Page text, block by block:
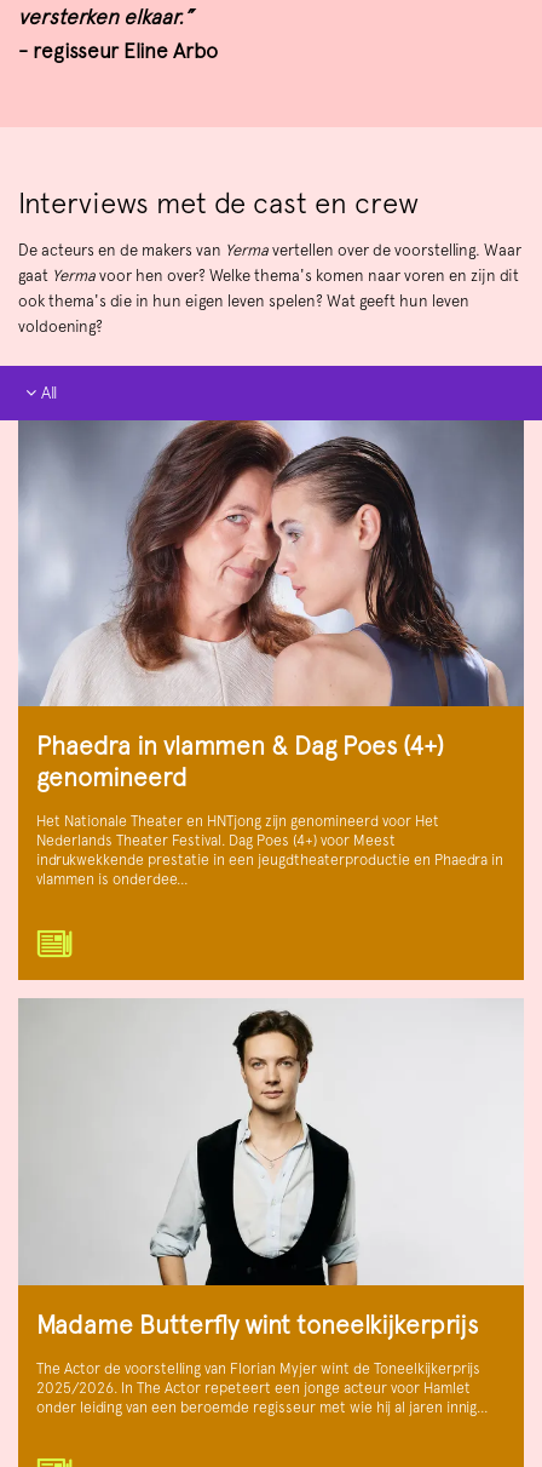
versterken elkaar.”
- regisseur Eline Arbo
Interviews met de cast en crew
De acteurs en de makers van Yerma vertellen over de voorstelling. Waar
gaat Yerma voor hen over? Welke thema's komen naar voren en zijn dit
ook thema's die in hun eigen leven spelen? Wat geeft hun leven
voldoening?
All
All
In beeld
Phaedra in vlammen & Dag Poes (4+)
genomineerd
Het Nationale Theater en HNTjong zijn genomineerd voor Het
Nederlands Theater Festival. Dag Poes (4+) voor Meest
indrukwekkende prestatie in een jeugdtheaterproductie en Phaedra in
vlammen is onderdee…
Madame Butterfly wint toneelkijkerprijs
The Actor de voorstelling van Florian Myjer wint de Toneelkijkerprijs
2025/2026. In The Actor repeteert een jonge acteur voor Hamlet
onder leiding van een beroemde regisseur met wie hij al jaren innig…